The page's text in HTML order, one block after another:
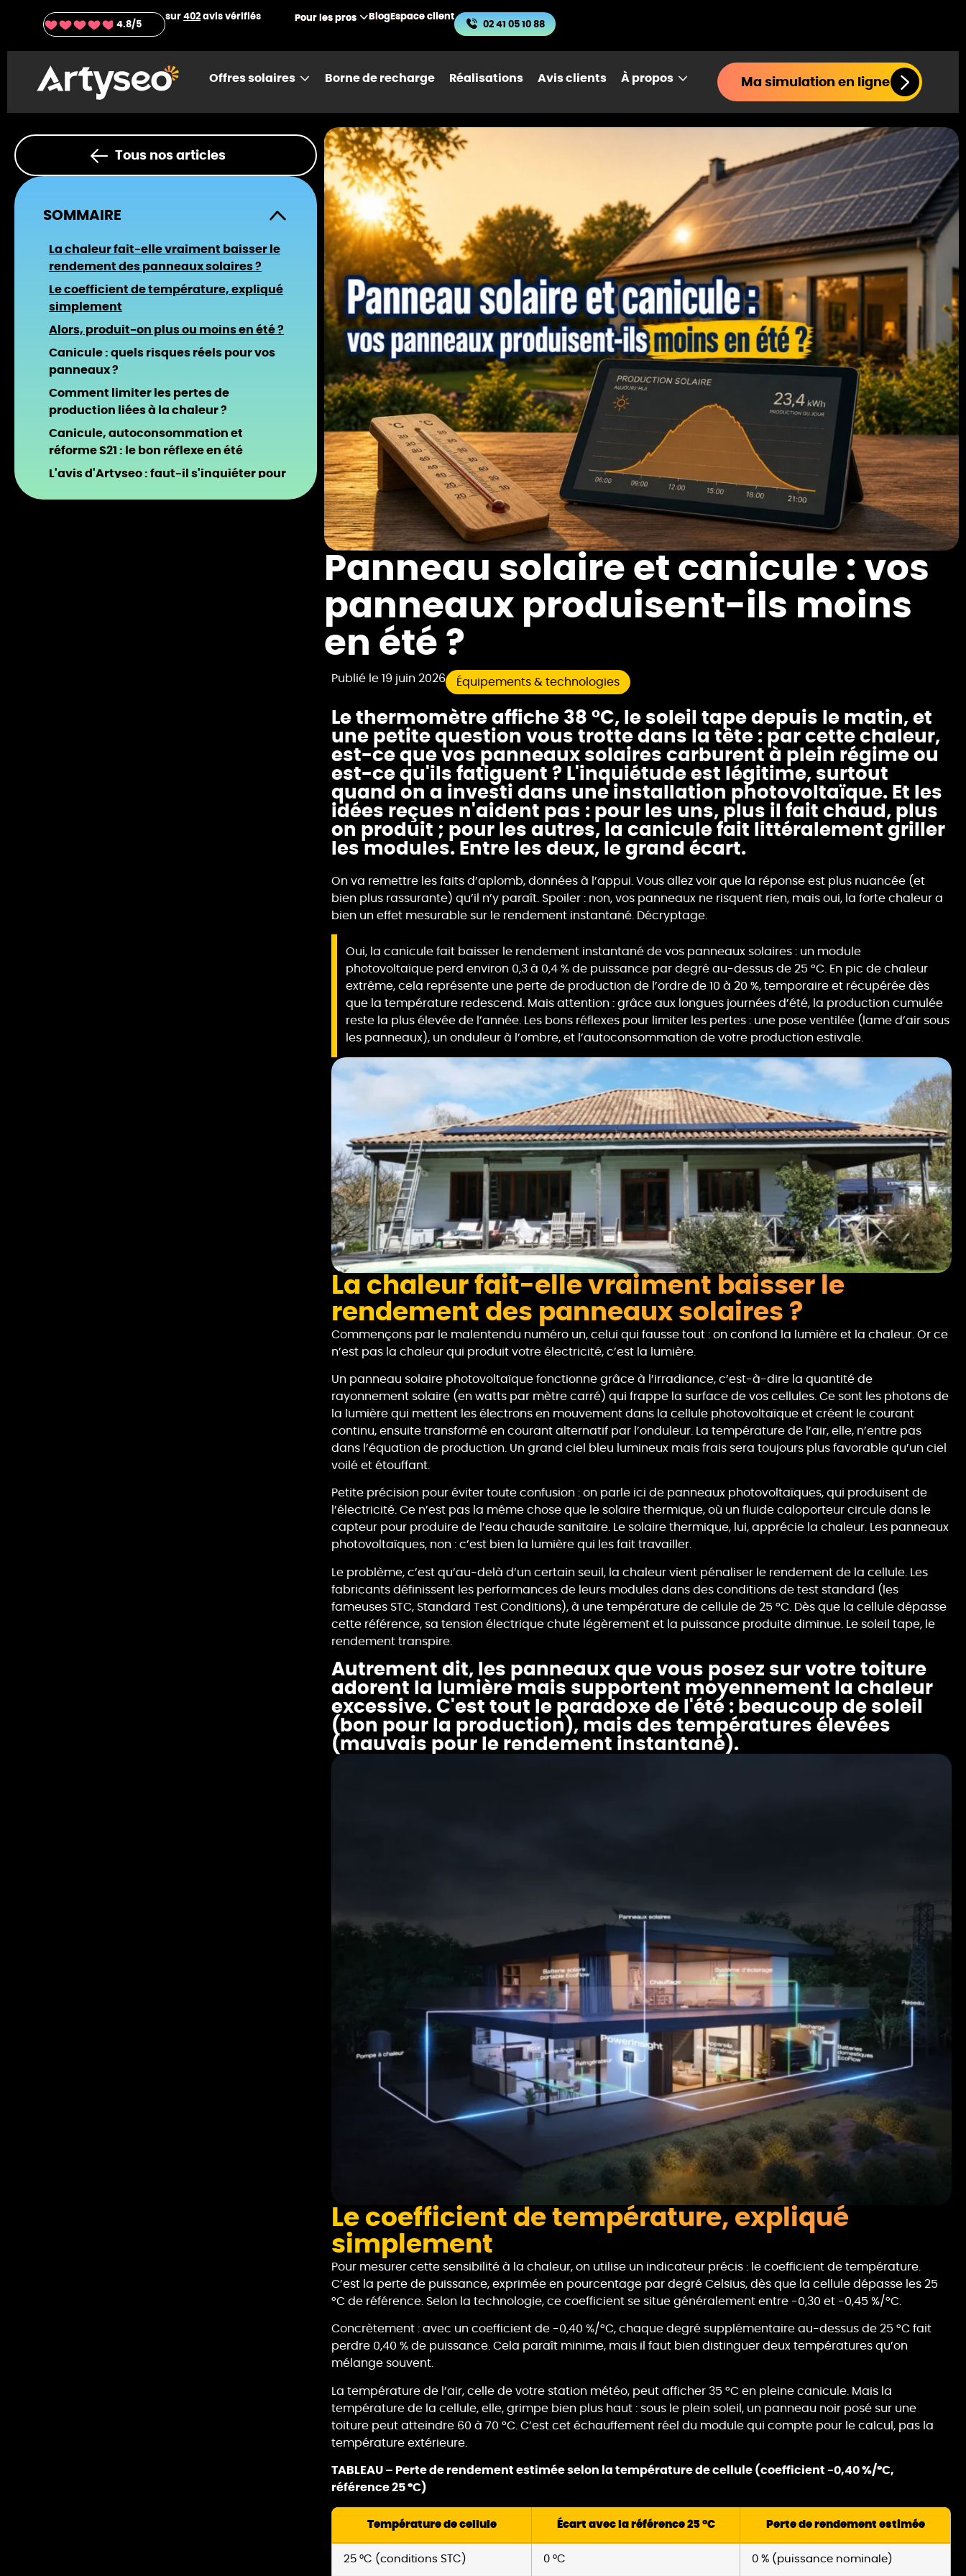
4.8/5
sur 402 avis vérifiés Pour les pros Blog Espace client
02 41 05 10 88
Offres solaires Borne de recharge Réalisations Avis clients À propos Ma simulation en ligne
Tous nos articles
SOMMAIRE
La chaleur fait-elle vraiment baisser le
rendement des panneaux solaires ?
Le coefficient de température, expliqué
simplement
Alors, produit-on plus ou moins en été ?
Canicule : quels risques réels pour vos
panneaux ?
Comment limiter les pertes de
production liées à la chaleur ?
Canicule, autoconsommation et
réforme S21 : le bon réflexe en été
L'avis d'Artyseo : faut-il s'inquiéter pour
Panneau solaire et canicule : vos
panneaux produisent-ils moins
en été ?
Publié le19 juin 2026 Équipements & technologies
Le thermomètre affiche 38 °C, le soleil tape depuis le matin, et
une petite question vous trotte dans la tête : par cette chaleur,
est-ce que vos panneaux solaires carburent à plein régime ou
est-ce qu'ils fatiguent ? L'inquiétude est légitime, surtout
quand on a investi dans une installation photovoltaïque. Et les
idées reçues n'aident pas : pour les uns, plus il fait chaud, plus
on produit ; pour les autres, la canicule fait littéralement griller
les modules. Entre les deux, le grand écart.
On va remettre les faits d’aplomb, données à l’appui. Vous allez voir que la réponse est plus nuancée (et
bien plus rassurante) qu’il n’y paraît. Spoiler : non, vos panneaux ne risquent rien, mais oui, la forte chaleur a
bien un effet mesurable sur le rendement instantané. Décryptage.
Oui, la canicule fait baisser le rendement instantané de vos panneaux solaires : un module
photovoltaïque perd environ 0,3 à 0,4 % de puissance par degré au-dessus de 25 °C. En pic de chaleur
extrême, cela représente une perte de production de l’ordre de 10 à 20 %, temporaire et récupérée dès
que la température redescend. Mais attention : grâce aux longues journées d’été, la production cumulée
reste la plus élevée de l’année. Les bons réflexes pour limiter les pertes : une pose ventilée (lame d’air sous
les panneaux), un onduleur à l’ombre, et l’autoconsommation de votre production estivale.
La chaleur fait-elle vraiment baisser le
rendement des panneaux solaires ?
Commençons par le malentendu numéro un, celui qui fausse tout : on confond la lumière et la chaleur. Or ce
n’est pas la chaleur qui produit votre électricité, c’est la lumière.
Un panneau solaire photovoltaïque fonctionne grâce à l’irradiance, c’est-à-dire la quantité de
rayonnement solaire (en watts par mètre carré) qui frappe la surface de vos cellules. Ce sont les photons de
la lumière qui mettent les électrons en mouvement dans la cellule photovoltaïque et créent le courant
continu, ensuite transformé en courant alternatif par l’onduleur. La température de l’air, elle, n’entre pas
dans l’équation de production. Un grand ciel bleu lumineux mais frais sera toujours plus favorable qu’un ciel
voilé et étouffant.
Petite précision pour éviter toute confusion : on parle ici de panneaux photovoltaïques, qui produisent de
l’électricité. Ce n’est pas la même chose que le solaire thermique, où un fluide caloporteur circule dans le
capteur pour produire de l’eau chaude sanitaire. Le solaire thermique, lui, apprécie la chaleur. Les panneaux
photovoltaïques, non : c’est bien la lumière qui les fait travailler.
Le problème, c’est qu’au-delà d’un certain seuil, la chaleur vient pénaliser le rendement de la cellule. Les
fabricants définissent les performances de leurs modules dans des conditions de test standard (les
fameuses STC, Standard Test Conditions), à une température de cellule de 25 °C. Dès que la cellule dépasse
cette référence, sa tension électrique chute légèrement et la puissance produite diminue. Le soleil tape, le
rendement transpire.
Autrement dit, les panneaux que vous posez sur votre toiture
adorent la lumière mais supportent moyennement la chaleur
excessive. C'est tout le paradoxe de l'été : beaucoup de soleil
(bon pour la production), mais des températures élevées
(mauvais pour le rendement instantané).
Le coefficient de température, expliqué
simplement
Pour mesurer cette sensibilité à la chaleur, on utilise un indicateur précis : le coefficient de température.
C’est la perte de puissance, exprimée en pourcentage par degré Celsius, dès que la cellule dépasse les 25
°C de référence. Selon la technologie, ce coefficient se situe généralement entre -0,30 et -0,45 %/°C.
Concrètement : avec un coefficient de -0,40 %/°C, chaque degré supplémentaire au-dessus de 25 °C fait
perdre 0,40 % de puissance. Cela paraît minime, mais il faut bien distinguer deux températures qu’on
mélange souvent.
La température de l’air, celle de votre station météo, peut afficher 35 °C en pleine canicule. Mais la
température de la cellule, elle, grimpe bien plus haut : sous le plein soleil, un panneau noir posé sur une
toiture peut atteindre 60 à 70 °C. C’est cet échauffement réel du module qui compte pour le calcul, pas la
température extérieure.
TABLEAU – Perte de rendement estimée selon la température de cellule (coefficient -0,40 %/°C,
référence 25 °C)
Température de cellule Écart avec la référence 25 °C Perte de rendement estimée
25 °C (conditions STC) 0 °C 0 % (puissance nominale)